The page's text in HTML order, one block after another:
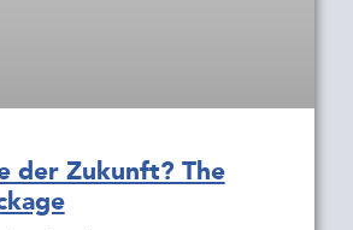
der Zukunft? The